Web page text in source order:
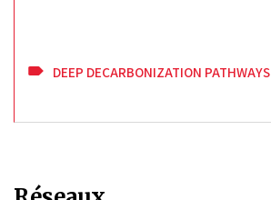
DEEP DECARBONIZATION PATHWAYS